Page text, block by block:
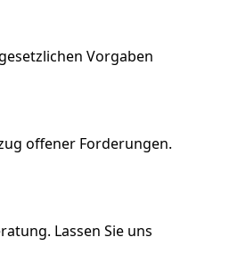
Vorgaben
offener Forderungen.
Lassen Sie uns